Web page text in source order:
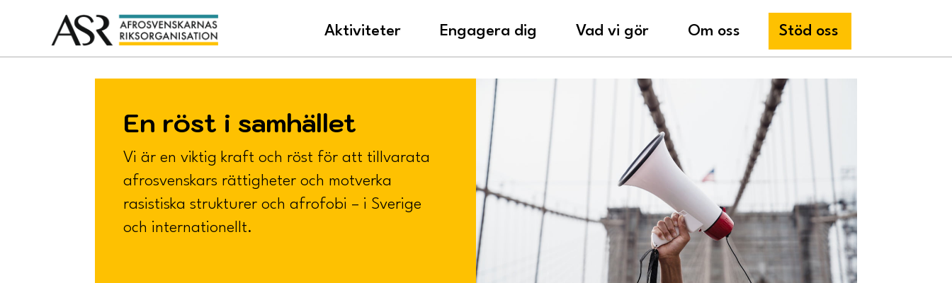
Aktiviteter Engagera dig Vad vi gör Om oss Stöd oss
En röst i samhället
Vi är en viktig kraft och röst för att tillvarata
afrosvenskars rättigheter och motverka
rasistiska strukturer och afrofobi – i Sverige
och internationellt.